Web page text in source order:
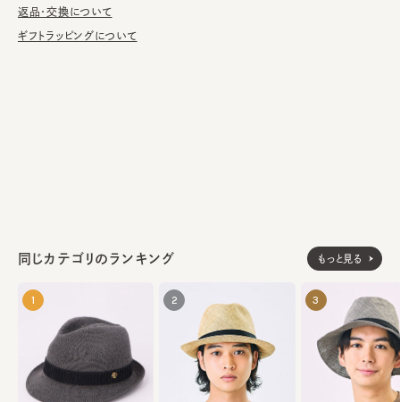
返品・交換について
ギフトラッピングについて
同じカテゴリのランキング もっと見る
1 2 3